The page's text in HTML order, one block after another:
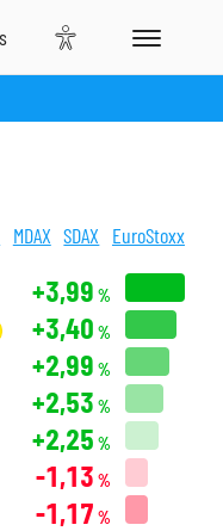
MDAX SDAX EuroStoxx
+3,99 %
+3,40 %
+2,99 %
+2,53 %
+2,25 %
-1,13 %
-1,17 %